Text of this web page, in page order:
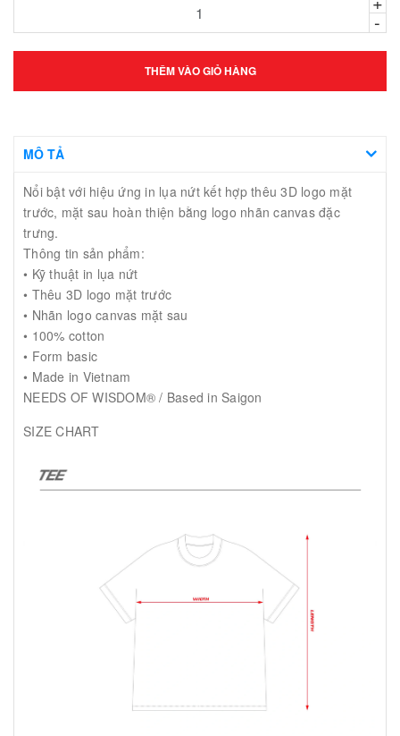
-
THÊM VÀO GIỎ HÀNG
MÔ TẢ
Nổi bật với hiệu ứng in lụa nứt kết hợp thêu 3D logo mặt
trước, mặt sau hoàn thiện bằng logo nhãn canvas đặc
trưng.
Thông tin sản phẩm:
• Kỹ thuật in lụa nứt
• Thêu 3D logo mặt trước
• Nhãn logo canvas mặt sau
• 100% cotton
• Form basic
• Made in Vietnam
NEEDS OF WISDOM® / Based in Saigon
SIZE CHART